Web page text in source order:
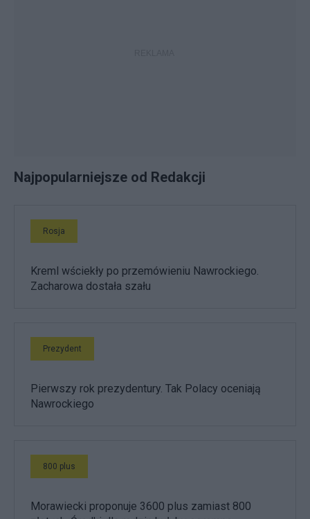
Najpopularniejsze od Redakcji
Rosja
Kreml wściekły po przemówieniu Nawrockiego.
Zacharowa dostała szału
Prezydent
Pierwszy rok prezydentury. Tak Polacy oceniają
Nawrockiego
800 plus
Morawiecki proponuje 3600 plus zamiast 800